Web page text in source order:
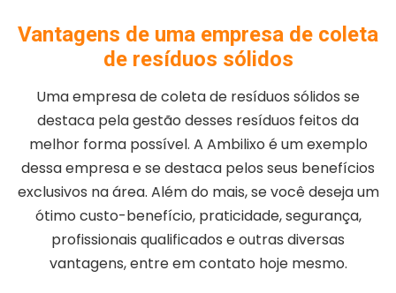
Vantagens de uma empresa de coleta
de resíduos sólidos
Uma empresa de coleta de resíduos sólidos se
destaca pela gestão desses resíduos feitos da
melhor forma possível. A Ambilixo é um exemplo
dessa empresa e se destaca pelos seus benefícios
exclusivos na área. Além do mais, se você deseja um
ótimo custo-benefício, praticidade, segurança,
profissionais qualificados e outras diversas
vantagens, entre em contato hoje mesmo.